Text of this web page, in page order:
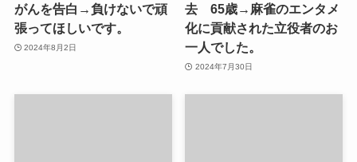
がんを告白→負けないで頑
張ってほしいです。
2024年8月2日
去 65歳→麻雀のエンタメ
化に貢献された立役者のお
一人でした。
2024年7月30日